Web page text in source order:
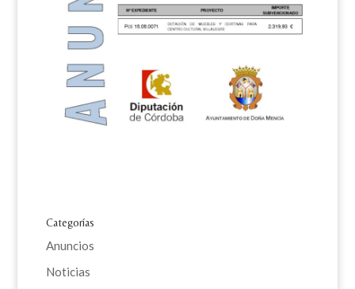
Categorías
Anuncios
Noticias